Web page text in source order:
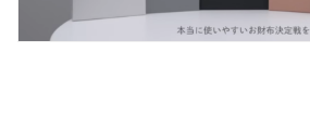
CELINE(セリーヌ)「コンパクト